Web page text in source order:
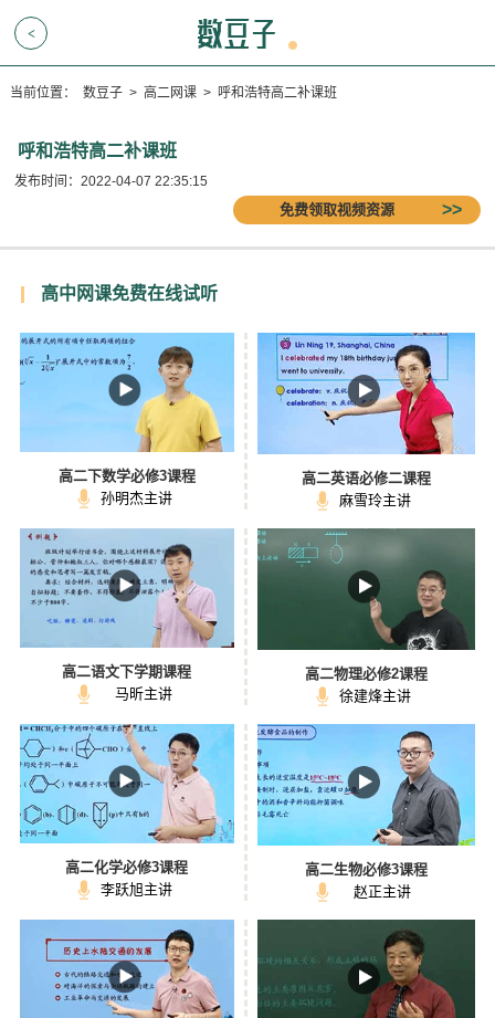
<
当前位置： 数豆子 > 高二网课 > 呼和浩特高二补课班
呼和浩特高二补课班
发布时间：2022-04-07 22:35:15
免费领取视频资源
高中网课免费在线试听
高二下数学必修3课程
孙明杰主讲
高二英语必修二课程
麻雪玲主讲
高二语文下学期课程
马昕主讲
高二物理必修2课程
徐建烽主讲
高二化学必修3课程
李跃旭主讲
高二生物必修3课程
赵正主讲